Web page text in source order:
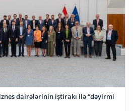
dairələrinin iştirakı ilə “dəyirmi